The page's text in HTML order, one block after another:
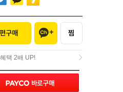
택 2배 UP!
택 2배 UP!